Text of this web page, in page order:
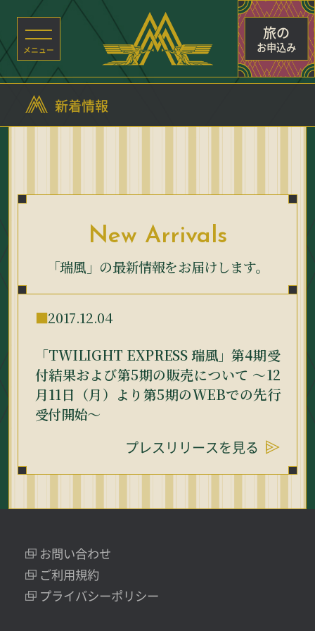
旅の
お申込み
新着情報
New Arrivals
「瑞風」の最新情報をお届けします。
2017.12.04
「TWILIGHT EXPRESS 瑞風」第4期受
付結果および第5期の販売について 〜12
月11日（月）より第5期のWEBでの先行
受付開始〜
プレスリリースを見る
お問い合わせ
ご利用規約
プライバシーポリシー